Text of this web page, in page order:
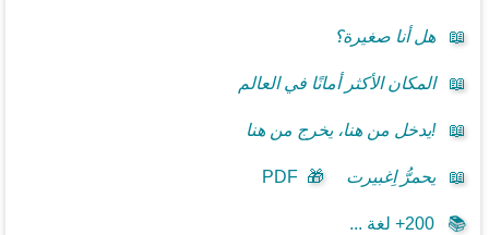
📖 هل أنا صغيرة؟
📖 المكان الأكثر أمانًا في العالم
📖 !يدخل من هنا، يخرج من هنا
📖 يحمرُّ اِغبيرت 🎁
PDF
📚 200+ لغة ...